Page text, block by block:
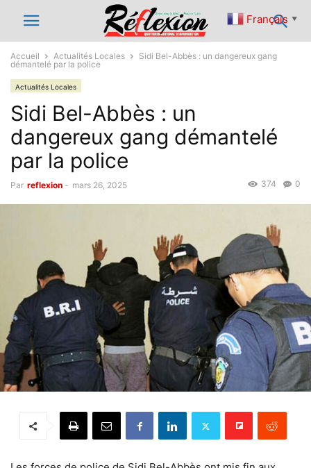
Accueil Actualités Locales
Sidi Bel-Abbès : un dangereux gang
démantelé par la police
Actualités Locales
Sidi Bel-Abbès : un
dangereux gang démantelé
par la police
Par reflexion - mars 26, 2025 0
374
Français ▼